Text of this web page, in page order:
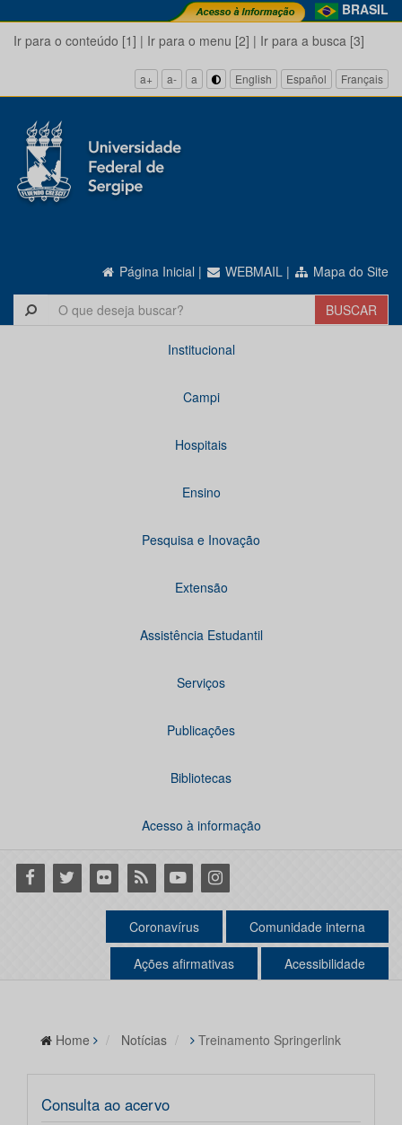
BRASIL
Ir para o conteúdo [1] | Ir para o menu [2] | Ir para a busca [3]
a+ a- a English Español Français
Página Inicial | WEBMAIL | Mapa do Site
Institucional
Campi
Hospitais
Ensino
Pesquisa e Inovação
Extensão
Assistência Estudantil
Serviços
Publicações
Bibliotecas
Acesso à informação
Facebook
Twitter Flickr RSS YoutubeInstagram
Coronavírus Comunidade interna
Ações afirmativas Acessibilidade
Home Notícias Treinamento Springerlink
Consulta ao acervo